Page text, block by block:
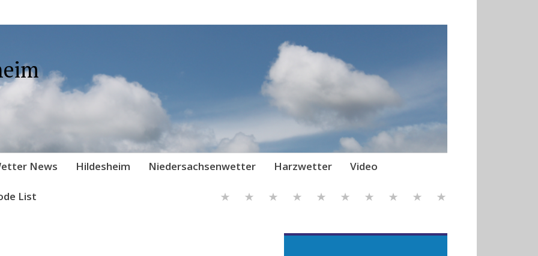
News Hildesheim Niedersachsenwetter Harzwetter Video
List